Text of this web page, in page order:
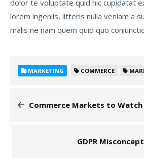
dolor te voluptate quid hic cupidatat
lorem ingeniis, litteris nulla veniam a
malis ne nam quem quid quo
MARKETING COMMERCE
Commerce Markets to Watch
GDPR